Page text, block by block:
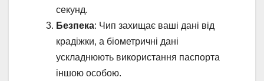
секунд.
Безпека: Чип захищає ваші дані від
крадіжки, а біометричні дані
ускладнюють використання паспорта
іншою особою.